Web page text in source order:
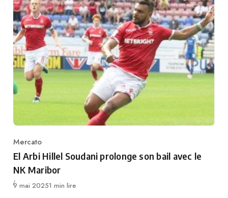
Category
Mercato
El Arbi Hillel Soudani prolonge son bail avec le
NK Maribor
Publié
9 mai 20251 min lire